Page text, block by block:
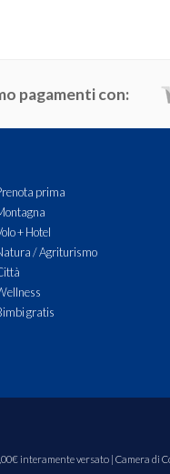
pagamenti con:
prima
+ Hotel
/ Agriturismo
gratis
interamente versato | Camera